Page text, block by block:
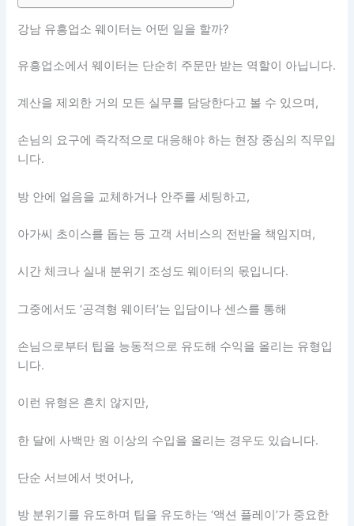
강남 유흥업소 웨이터는 어떤 일을 할까?
유흥업소에서 웨이터는 단순히 주문만 받는 역할이 아닙니다.
계산을 제외한 거의 모든 실무를 담당한다고 볼 수 있으며,
손님의 요구에 즉각적으로 대응해야 하는 현장 중심의 직무입
니다.
방 안에 얼음을 교체하거나 안주를 세팅하고,
아가씨 초이스를 돕는 등 고객 서비스의 전반을 책임지며,
시간 체크나 실내 분위기 조성도 웨이터의 몫입니다.
그중에서도 ‘공격형 웨이터’는 입담이나 센스를 통해
손님으로부터 팁을 능동적으로 유도해 수익을 올리는 유형입
니다.
이런 유형은 흔치 않지만,
한 달에 사백만 원 이상의 수입을 올리는 경우도 있습니다.
단순 서브에서 벗어나,
방 분위기를 유도하며 팁을 유도하는 ‘액션 플레이’가 중요한